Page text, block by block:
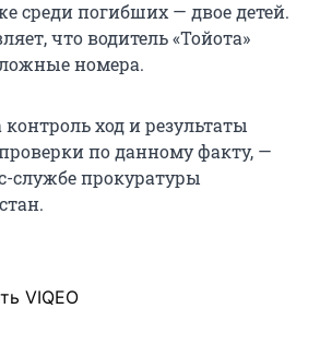
среди погибших — двое детей.
что водитель «Тойота»
номера.
ход и результаты
по данному факту, —
службе прокуратуры
VIQEO